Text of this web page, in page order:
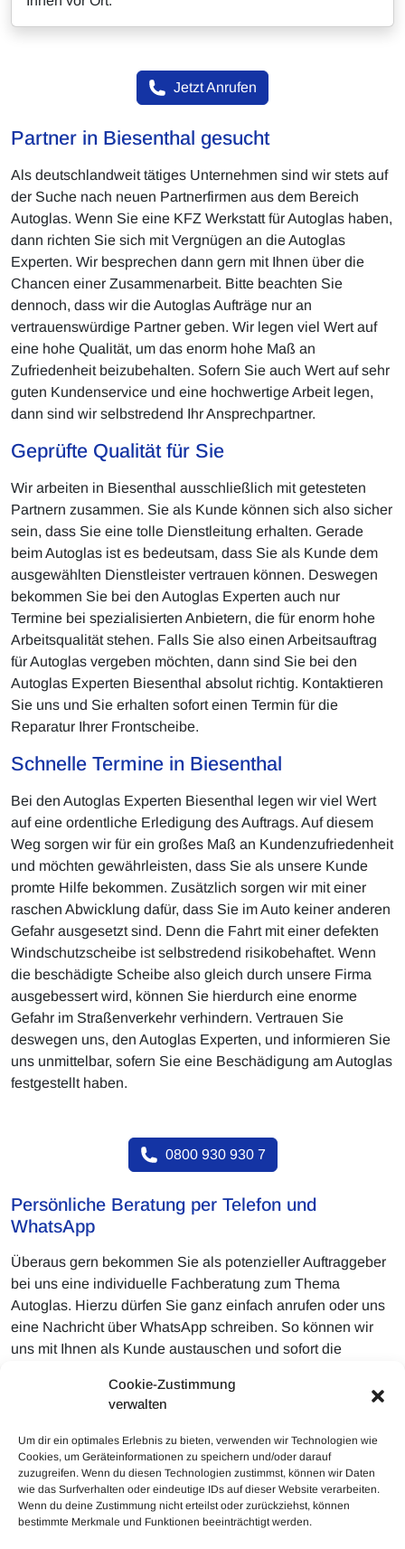
Cookie-Zustimmung
verwalten
Um dir ein optimales Erlebnis zu bieten, verwenden wir Technologien wie
Cookies, um Geräteinformationen zu speichern und/oder darauf
zuzugreifen. Wenn du diesen Technologien zustimmst, können wir Daten
wie das Surfverhalten oder eindeutige IDs auf dieser Website verarbeiten.
Wenn du deine Zustimmung nicht erteilst oder zurückziehst, können
bestimmte Merkmale und Funktionen beeinträchtigt werden.
Jetzt Anrufen
Partner in Biesenthal gesucht
Als deutschlandweit tätiges Unternehmen sind wir stets auf
der Suche nach neuen Partnerfirmen aus dem Bereich
Autoglas. Wenn Sie eine KFZ Werkstatt für Autoglas haben,
dann richten Sie sich mit Vergnügen an die Autoglas
Experten. Wir besprechen dann gern mit Ihnen über die
Chancen einer Zusammenarbeit. Bitte beachten Sie
dennoch, dass wir die Autoglas Aufträge nur an
vertrauenswürdige Partner geben. Wir legen viel Wert auf
eine hohe Qualität, um das enorm hohe Maß an
Zufriedenheit beizubehalten. Sofern Sie auch Wert auf sehr
guten Kundenservice und eine hochwertige Arbeit legen,
dann sind wir selbstredend Ihr Ansprechpartner.
Geprüfte Qualität für Sie
Wir arbeiten in Biesenthal ausschließlich mit getesteten
Partnern zusammen. Sie als Kunde können sich also sicher
sein, dass Sie eine tolle Dienstleitung erhalten. Gerade
beim Autoglas ist es bedeutsam, dass Sie als Kunde dem
ausgewählten Dienstleister vertrauen können. Deswegen
bekommen Sie bei den Autoglas Experten auch nur
Termine bei spezialisierten Anbietern, die für enorm hohe
Arbeitsqualität stehen. Falls Sie also einen Arbeitsauftrag
für Autoglas vergeben möchten, dann sind Sie bei den
Autoglas Experten Biesenthal absolut richtig. Kontaktieren
Sie uns und Sie erhalten sofort einen Termin für die
Reparatur Ihrer Frontscheibe.
Schnelle Termine in Biesenthal
Bei den Autoglas Experten Biesenthal legen wir viel Wert
auf eine ordentliche Erledigung des Auftrags. Auf diesem
Weg sorgen wir für ein großes Maß an Kundenzufriedenheit
und möchten gewährleisten, dass Sie als unsere Kunde
promte Hilfe bekommen. Zusätzlich sorgen wir mit einer
raschen Abwicklung dafür, dass Sie im Auto keiner anderen
Gefahr ausgesetzt sind. Denn die Fahrt mit einer defekten
Windschutzscheibe ist selbstredend risikobehaftet. Wenn
die beschädigte Scheibe also gleich durch unsere Firma
ausgebessert wird, können Sie hierdurch eine enorme
Gefahr im Straßenverkehr verhindern. Vertrauen Sie
deswegen uns, den Autoglas Experten, und informieren Sie
uns unmittelbar, sofern Sie eine Beschädigung am Autoglas
festgestellt haben.
0800 930 930 7
Persönliche Beratung per Telefon und
WhatsApp
Überaus gern bekommen Sie als potenzieller Auftraggeber
bei uns eine individuelle Fachberatung zum Thema
Autoglas. Hierzu dürfen Sie ganz einfach anrufen oder uns
eine Nachricht über WhatsApp schreiben. So können wir
uns mit Ihnen als Kunde austauschen und sofort die
Natürlicherweise können Sie unserer Firma auch
außerordentlich selbstredend Bilder vom Defekt senden,
damit uns unmittelbar eine Beurteilung möglich ist.